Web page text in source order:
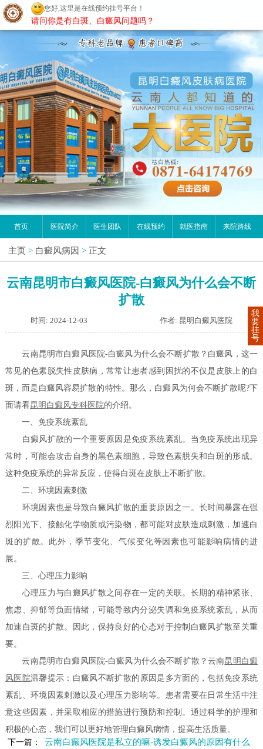
昆明白癜风医院
首页 医院简介 医生团队 在线预约 就医指南 来院路线
主页 > 白癜风病因 > 正文
云南昆明市白癜风医院-白癜风为什么会不断
扩散
时间: 2024-12-03 作者: 昆明白癜风医院
云南昆明市白癜风医院-白癜风为什么会不断扩散？白癜风，这一
常见的色素脱失性皮肤病，常常让患者感到困扰的不仅是皮肤上的白
斑，而是白癜风容易扩散的特性。那么，白癜风为何会不断扩散呢?下
面请看昆明白癜风专科医院的介绍。
一、免疫系统紊乱
白癜风扩散的一个重要原因是免疫系统紊乱。当免疫系统出现异
常时，可能会攻击自身的黑色素细胞，导致色素脱失和白斑的形成。
这种免疫系统的异常反应，使得白斑在皮肤上不断扩散。
二、环境因素刺激
环境因素也是导致白癜风扩散的重要原因之一。长时间暴露在强
烈阳光下、接触化学物质或污染物，都可能对皮肤造成刺激，加速白
斑的扩散。此外，季节变化、气候变化等因素也可能影响病情的进
展。
三、心理压力影响
心理压力与白癜风扩散之间存在一定的关联。长期的精神紧张、
焦虑、抑郁等负面情绪，可能导致内分泌失调和免疫系统紊乱，从而
加速白斑的扩散。因此，保持良好的心态对于控制白癜风扩散至关重
要。
云南昆明市白癜风医院-白癜风为什么会不断扩散？云南昆明白癜
风医院温馨提示：白癜风不断扩散的原因是多方面的，包括免疫系统
紊乱、环境因素刺激以及心理压力影响等。患者需要在日常生活中注
意这些因素，并采取相应的措施进行预防和控制。通过科学的护理和
积极的心态，我们可以更好地管理白癜风病情，提高生活质量。
下一篇：
云南白癫风医院是私立的嘛-诱发白癜风的原因有什么
我
要
挂
号
您好,这里是在线预约挂号平台！
请问你是有白斑、白癜风问题吗？